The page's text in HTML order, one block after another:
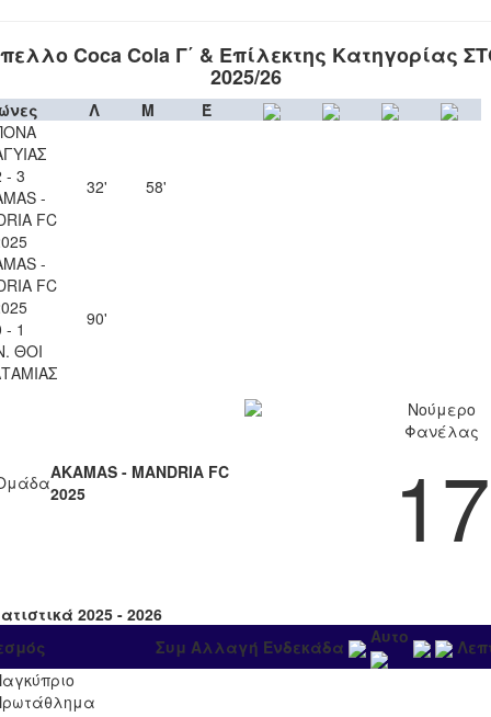
Coca Cola Γ΄ & Επίλεκτης Κατηγορίας
2025/26
Λ Μ
Έ
- 3
-
FC
32' 58'
-
FC
- 1
ΘΟΙ
90'
AKAMAS - MANDRIA FC
2025
Νούμερο
Φανέλας
17
2025 - 2026
Συμ Αλλαγή Ενδεκάδα Αυτο